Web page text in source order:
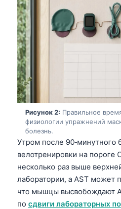
Рисунок 2: Правильное
физиологии упражнений
болезнь.
Утром после 90‑минутного
велотренировки на пороге
несколько раз выше
лаборатории, а AST может
что мышцы высвобождают
по сдвиги лабораторных